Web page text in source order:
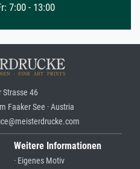
7:00 - 13:00
Strasse 46
Faaker See · Austria
Weitere Informationen
· Eigenes Motiv